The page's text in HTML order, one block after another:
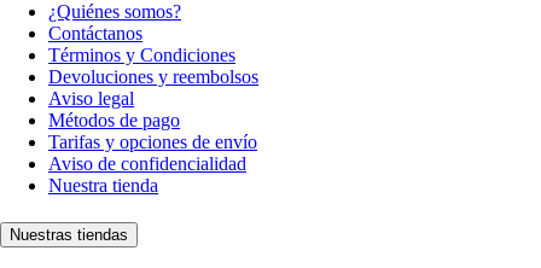
¿Quiénes somos?
Contáctanos
Términos y Condiciones
Devoluciones y reembolsos
Aviso legal
Métodos de pago
Tarifas y opciones de envío
Aviso de confidencialidad
Nuestra tienda
Nuestras tiendas